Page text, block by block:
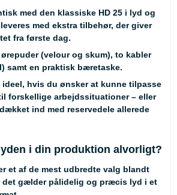
med den klassiske HD 25 i lyd og
med ekstra tilbehør, der giver
fra første dag.
(velour og skum), to kabler
samt en praktisk bæretaske.
ideel, hvis du ønsker at kunne tilpasse
forskellige arbejdssituationer – eller
ind med reservedele allerede
i din produktion alvorligt?
et af de mest udbredte valg blandt
det gælder pålidelig og præcis lyd i et